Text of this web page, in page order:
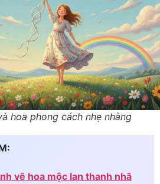
hoa phong cách nhẹ nhàng
vẽ hoa mộc lan thanh nhã